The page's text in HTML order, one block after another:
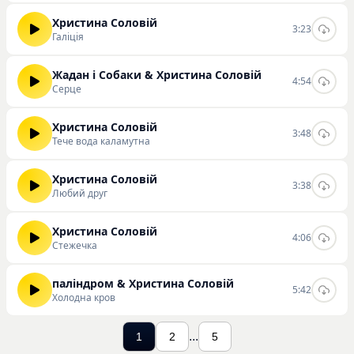
Христина Соловій
Галіція
3:23
Жадан і Собаки & Христина Соловій
Серце
4:54
Христина Соловій
Тече вода каламутна
3:48
Христина Соловій
Любий друг
3:38
Христина Соловій
Стежечка
4:06
паліндром & Христина Соловій
Холодна кров
5:42
1 2 ... 5